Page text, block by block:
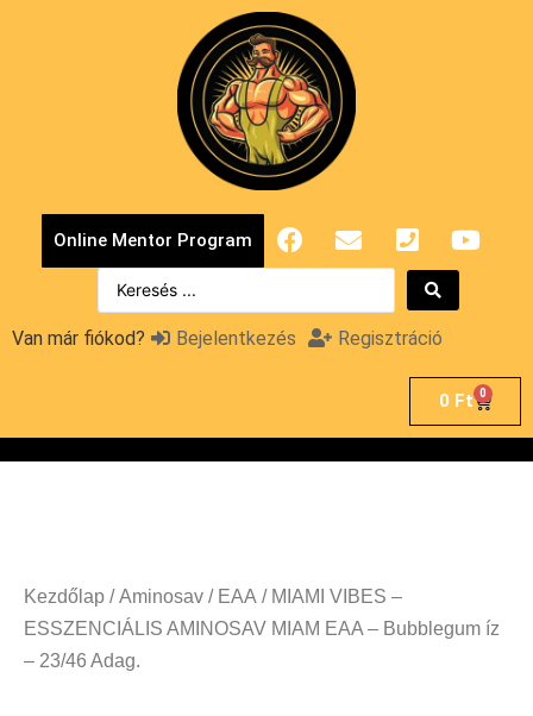
Online Mentor Program
Van már fiókod? Bejelentkezés Regisztráció
0 Ft 0
Kezdőlap /Aminosav / EAA / MIAMI VIBES –
ESSZENCIÁLIS AMINOSAV MIAM EAA – Bubblegum íz
– 23/46 Adag.